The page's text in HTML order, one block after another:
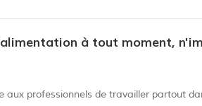
à tout moment,
aux professionnels de travailler partout